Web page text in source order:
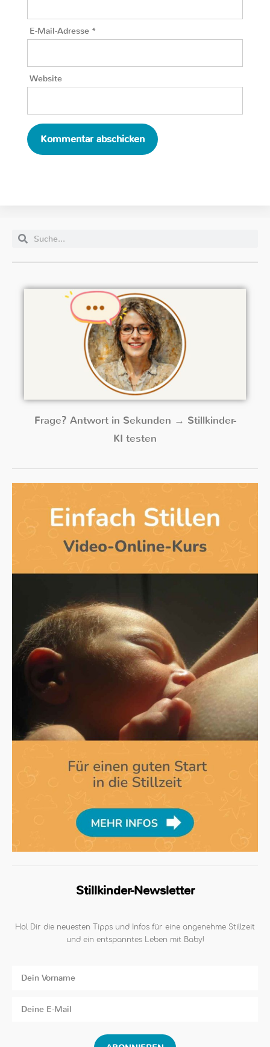
E-Mail-Adresse *
Website
Frage? Antwort in Sekunden → Stillkinder-
KI testen
Stillkinder-Newsletter
Hol Dir die neuesten Tipps und Infos für eine angenehme Stillzeit
und ein entspanntes Leben mit Baby!